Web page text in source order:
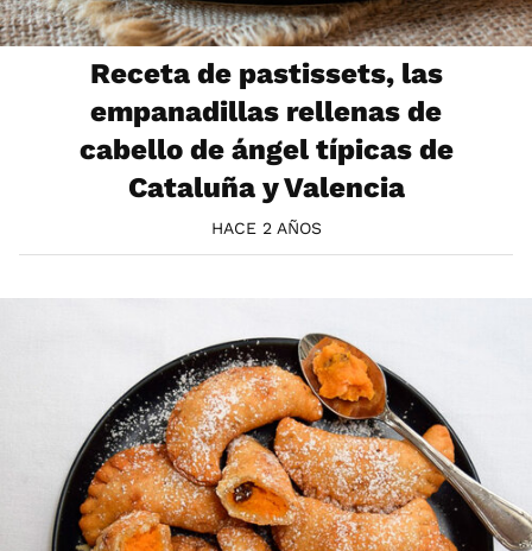
Receta de pastissets, las
empanadillas rellenas de
cabello de ángel típicas de
Cataluña y Valencia
HACE 2 AÑOS